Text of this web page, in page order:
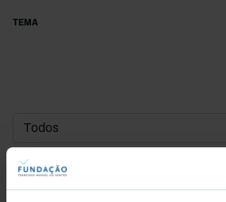
TEMA
DATA DE INÍCIO